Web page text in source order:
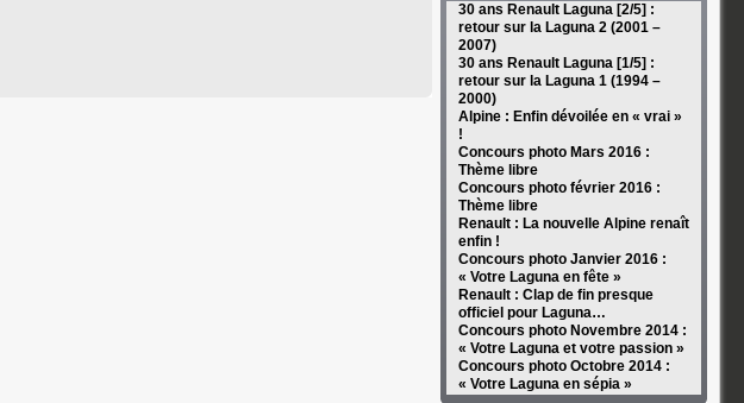
30 ans Renault Laguna [2/5] :
retour sur la Laguna 2 (2001 –
2007)
30 ans Renault Laguna [1/5] :
retour sur la Laguna 1 (1994 –
2000)
Alpine : Enfin dévoilée en « vrai »
!
Concours photo Mars 2016 :
Thème libre
Concours photo février 2016 :
Thème libre
Renault : La nouvelle Alpine renaît
enfin !
Concours photo Janvier 2016 :
« Votre Laguna en fête »
Renault : Clap de fin presque
officiel pour Laguna…
Concours photo Novembre 2014 :
« Votre Laguna et votre passion »
Concours photo Octobre 2014 :
« Votre Laguna en sépia »